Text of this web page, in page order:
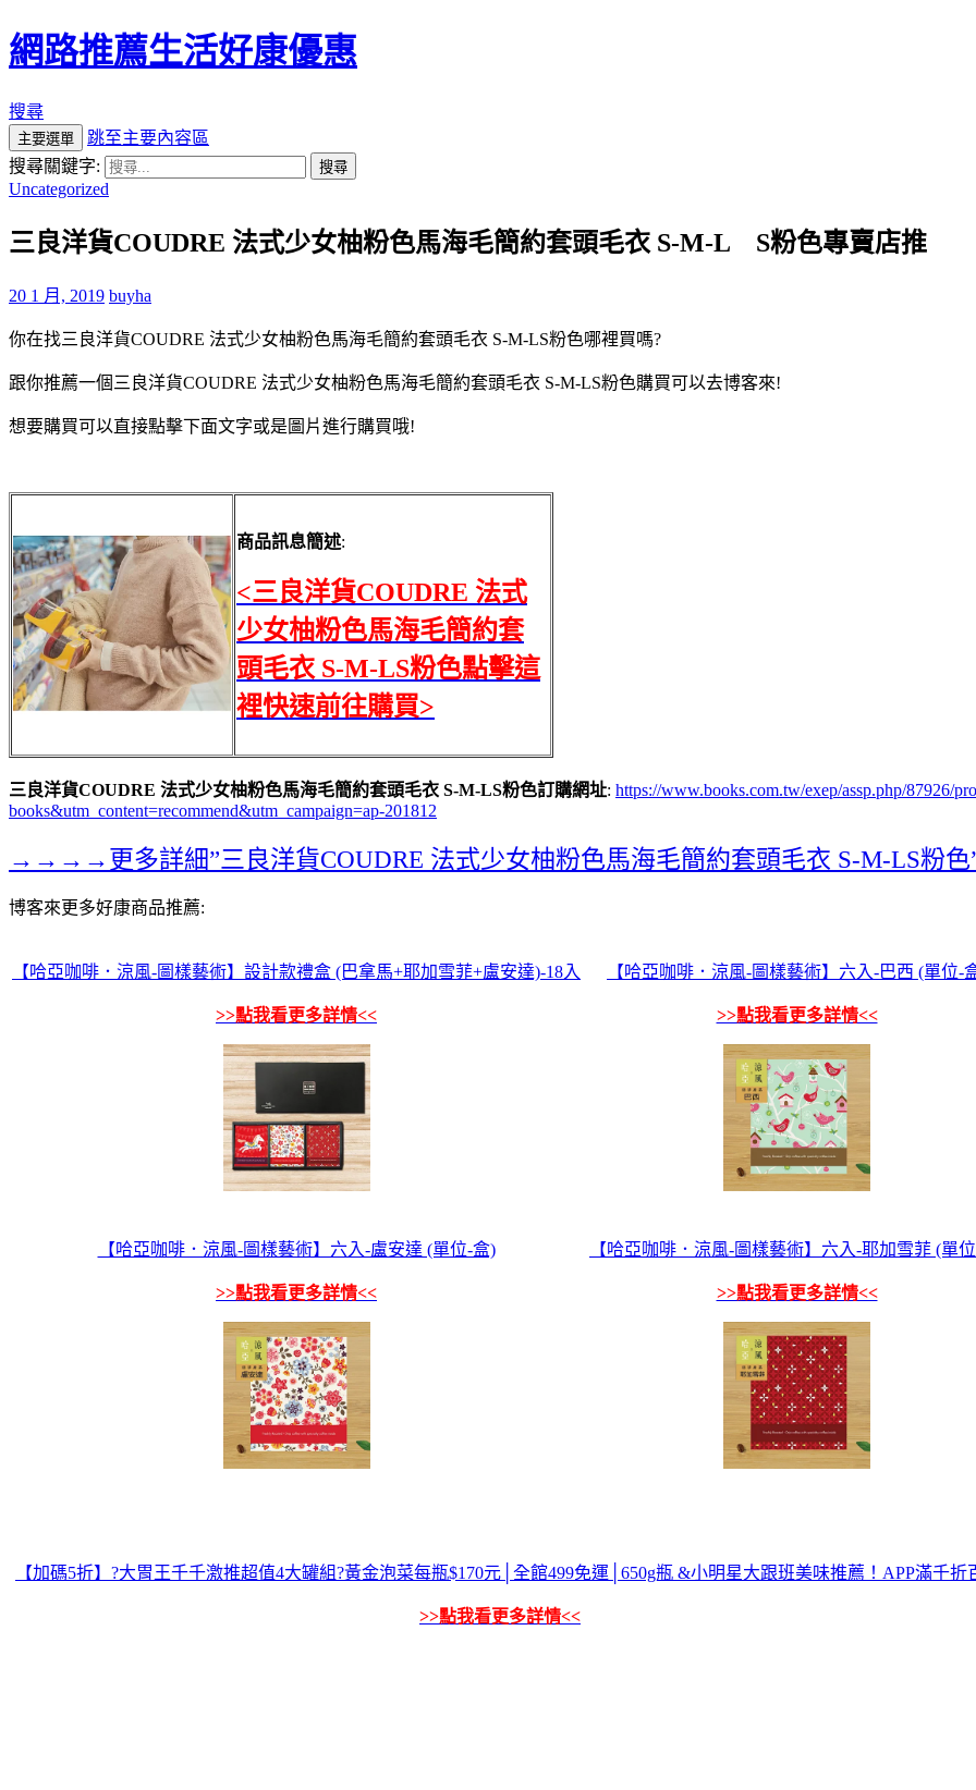
網路推薦生活好康優惠
搜尋
主要選單
跳至主要內容區
搜尋關鍵字:
Uncategorized
三良洋貨COUDRE 法式少女柚粉色馬海毛簡約套頭毛衣 S-M-L S粉色專賣店推
20 1 月, 2019 buyha
你在找三良洋貨COUDRE 法式少女柚粉色馬海毛簡約套頭毛衣 S-M-LS粉色哪裡買嗎?
跟你推薦一個三良洋貨COUDRE 法式少女柚粉色馬海毛簡約套頭毛衣 S-M-LS粉色購買可以去博客來!
想要購買可以直接點擊下面文字或是圖片進行購買哦!
商品訊息簡述:
<三良洋貨COUDRE 法式
少女柚粉色馬海毛簡約套
頭毛衣 S-M-LS粉色點擊這
裡快速前往購買>
三良洋貨COUDRE 法式少女柚粉色馬海毛簡約套頭毛衣 S-M-LS粉色訂購網址: https://www.books.com.tw/exep/assp.php/87926/
books&utm_content=recommend&utm_campaign=ap-201812
→→→→更多詳細”三良洋貨COUDRE 法式少女柚粉色馬海毛簡約套頭毛衣 S-M-LS
博客來更多好康商品推薦:
【哈亞咖啡．涼風-圖樣藝術】設計款禮盒 (巴拿馬+耶加雪菲+盧安達)-18入
>>點我看更多詳情<<
【哈亞咖啡．涼風-圖樣藝術】六入-巴西 (單位-
>>點我看更多詳情<<
【哈亞咖啡．涼風-圖樣藝術】六入-盧安達 (單位-盒)
>>點我看更多詳情<<
【哈亞咖啡．涼風-圖樣藝術】六入-耶加雪菲 (單
>>點我看更多詳情<<
【加碼5折】?大胃王千千激推超值4大罐組?黃金泡菜每瓶$170元│全館499免運│650g瓶 &小明星大跟班美味推薦！APP滿千折
>>點我看更多詳情<<